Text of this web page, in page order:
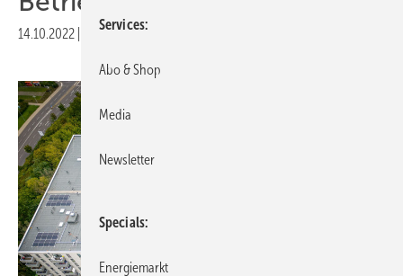
14.10.2022 Druckvorschau
Services
Abo & Shop
Media
Newsletter
Specials
Energiemarkt